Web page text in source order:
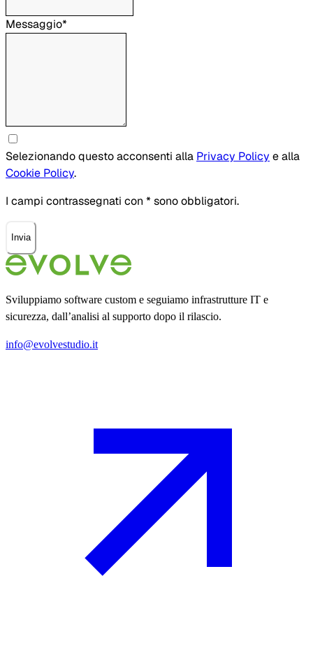
Messaggio*
Selezionando questo acconsenti alla Privacy Policy e alla
Cookie Policy.
I campi contrassegnati con * sono obbligatori.
Invia
Sviluppiamo software custom e seguiamo infrastrutture IT e
sicurezza, dall’analisi al supporto dopo il rilascio.
info@evolvestudio.it